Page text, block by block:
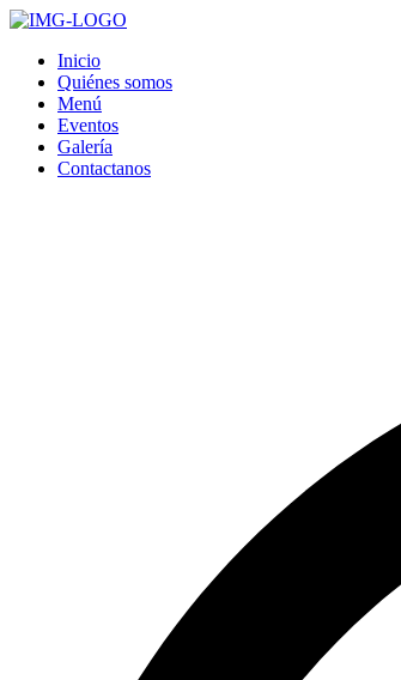
Inicio
Quiénes somos
Menú
Eventos
Galería
Contactanos